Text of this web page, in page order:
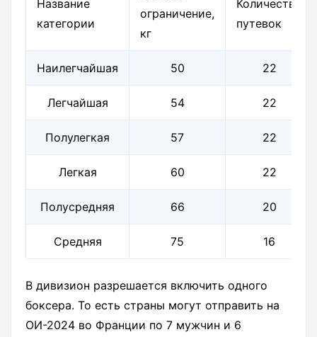
Название
категории
ограничение,
кг
Количество
путевок
Наилегчайшая 50 22
Легчайшая 54 22
Полулегкая 57 22
Легкая 60 22
Полусредняя 66 20
Средняя 75 16
В дивизион разрешается включить одного
боксера. То есть страны могут отправить на
ОИ-2024 во Франции по 7 мужчин и 6